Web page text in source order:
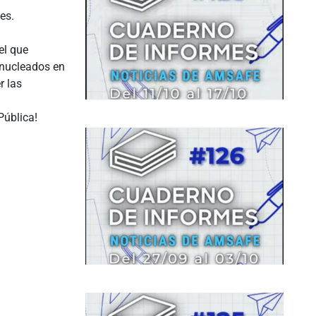
que
en
las